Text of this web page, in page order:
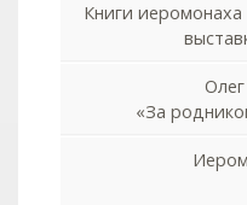
Книги
«За